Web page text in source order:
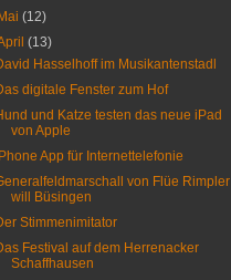
Mai(12)
(13)
Hasselhoff im Musikantenstadl
digitale Fenster zum Hof
und Katze testen das neue iPad
von Apple
App für Internettelefonie
von Flüe Rimpler
will Büsingen
Stimmenimitator
Festival auf dem Herrenacker
Schaffhausen